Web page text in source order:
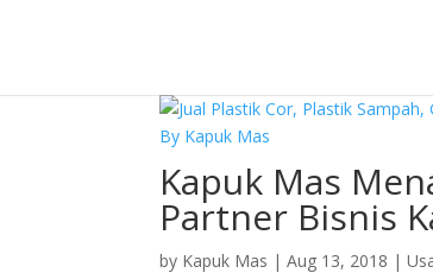
Kapuk Mas
Partner Bisnis
by Kapuk Mas |Aug 13, 2018 |